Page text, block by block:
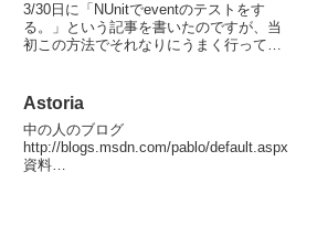
3/30日に「NUnitでeventのテストをす
る。」という記事を書いたのですが、当
初この方法でそれなりにうまく行ってい
かかる処理ですと、当然イベントが呼び
Astoria
中の人のブログ
http://blogs.msdn.com/pablo/default.aspx
資料